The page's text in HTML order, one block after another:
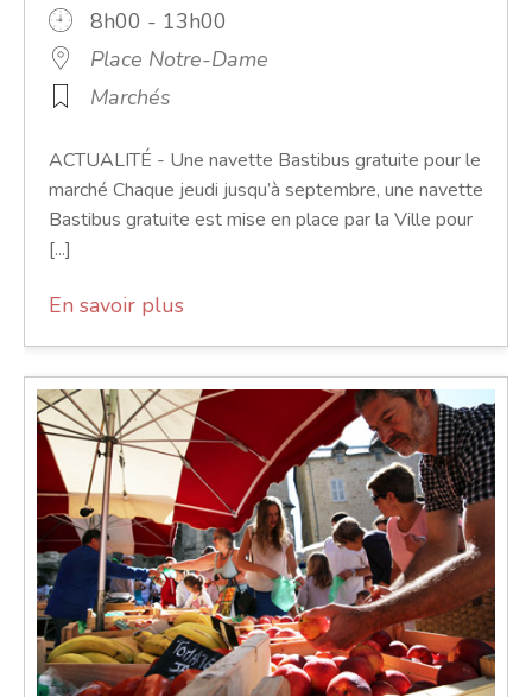
8h00 - 13h00
Place Notre-Dame
Marchés
ACTUALITÉ - Une navette Bastibus gratuite pour le
marché Chaque jeudi jusqu’à septembre, une navette
Bastibus gratuite est mise en place par la Ville pour
[...]
En savoir plus